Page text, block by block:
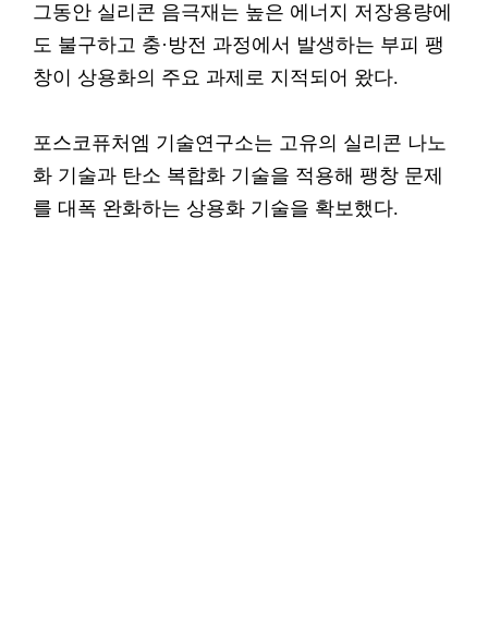
그동안 실리콘 음극재는 높은 에너지 저장용량에
도 불구하고 충·방전 과정에서 발생하는 부피 팽
창이 상용화의 주요 과제로 지적되어 왔다.
포스코퓨처엠 기술연구소는 고유의 실리콘 나노
화 기술과 탄소 복합화 기술을 적용해 팽창 문제
를 대폭 완화하는 상용화 기술을 확보했다.